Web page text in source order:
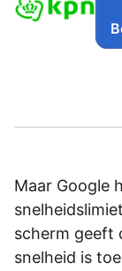
Maar Google
scherm geeft
snelheid is